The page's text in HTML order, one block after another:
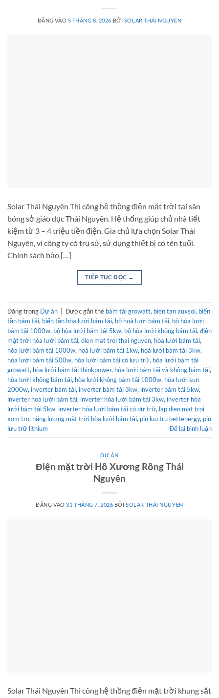
ĐĂNG VÀO 5 THÁNG 8, 2026 BỞI SOLAR THÁI NGUYÊN
Solar Thái Nguyên Thi công hệ thồng điện mặt trời tại sân
bóng sở giáo dục Thái Nguyên. Hệ thống giúp chủ nhà tiết
kiệm từ 3 – 4 triệu tiền điện. Gia chủ lựa chọn Solar Thái
Nguyên, vì công ty có trụ sở, sử dụng thiết bị có tên tuổi.
Chính sách bảo […]
TIẾP TỤC ĐỌC →
Đăng trong Dự án Được gắn thẻ bám tải growatt, bien tan auxsol, biến
tần bám tải, biến tần hòa lưới bám tải, bộ hoà lưới bám tải, bộ hòa lưới
bám tải 1000w, bộ hòa lưới bám tải 5kw, bộ hòa lưới không bám tải, điện
mặt trời hòa lưới bám tải, dien mat troi thai nguyen, hòa lưới bám tải,
hòa lưới bám tải 1000w, hoà lưới bám tải 1kw, hoà lưới bám tải 3kw,
hòa lưới bám tải 500w, hòa lưới bám tải có lưu trữ, hòa lưới bám tải
growatt, hòa lưới bám tải thinkpower, hòa lưới bám tải và không bám tải,
hòa lưới không bám tải, hòa lưới không bám tải 1000w, hòa lưới sun
2000w, inverter bám tải, inverter bám tải 3kw, inverter bám tải 5kw,
inverter hoà lưới bám tải, inverter hòa lưới bám tải 3kw, inverter hòa
lưới bám tải 5kw, inverter hòa lưới bám tải có dự trữ, lap dien mat troi
xom tro, năng lượng mặt trời hòa lưới bám tải, pin luu tru bettenergy, pin
lưu trữ lithium
Để lại bình luận
DỰ ÁN
Điện mặt trời Hồ Xương Rồng Thái
Nguyên
ĐĂNG VÀO31 THÁNG 7, 2026 BỞISOLAR THÁI NGUYÊN
Solar Thái Nguyên Thi công hệ thồng điện mặt trời khung sắt